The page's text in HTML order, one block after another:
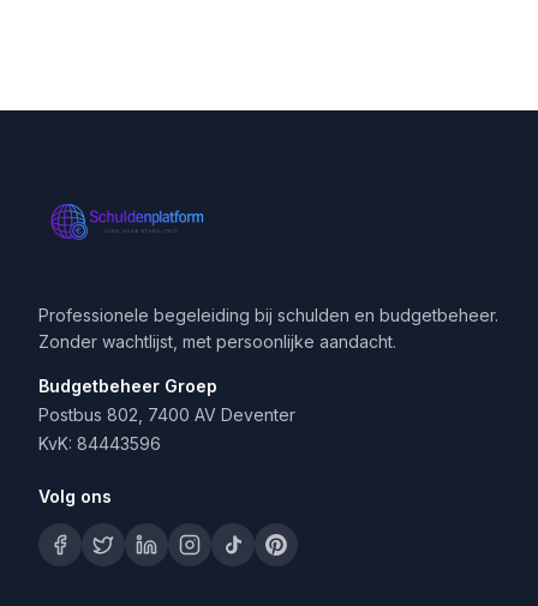
Professionele begeleiding bij schulden en budgetbeheer.
Zonder wachtlijst, met persoonlijke aandacht.
Budgetbeheer Groep
Postbus 802, 7400 AV Deventer
KvK: 84443596
Volg ons